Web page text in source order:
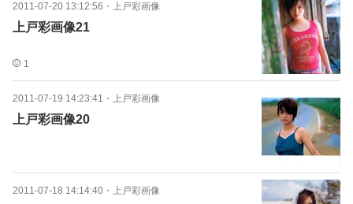
2011-07-20 13:12:56 ・ 上戸彩画像
上戸彩画像21
1
2011-07-19 14:23:41 ・ 上戸彩画像
上戸彩画像20
2011-07-18 14:14:40 ・ 上戸彩画像